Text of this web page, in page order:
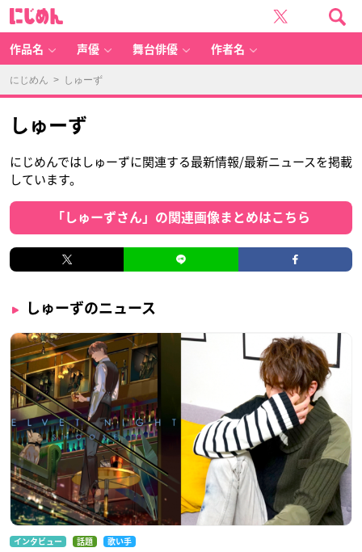
作品名 声優 舞台俳優 作者名
にじめん > しゅーず
しゅーず
にじめんではしゅーずに関連する最新情報/最新ニュースを掲載
しています。
「しゅーずさん」の関連画像まとめはこちら
しゅーずのニュース
インタビュー 話題 歌い手